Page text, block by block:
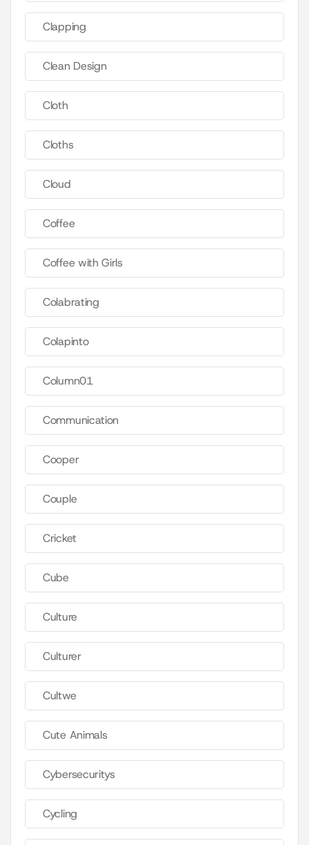
Clapping
Clean Design
Cloth
Cloths
Cloud
Coffee
Coffee with Girls
Colabrating
Colapinto
Column01
Communication
Cooper
Couple
Cricket
Cube
Culture
Culturer
Cultwe
Cute Animals
Cybersecuritys
Cycling